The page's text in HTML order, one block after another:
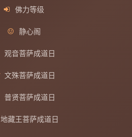
佛力等级
静心阁
观音菩萨成道日
文殊菩萨成道日
普贤菩萨成道日
地藏王菩萨成道日